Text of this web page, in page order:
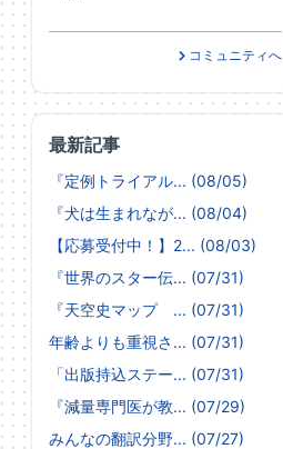
最新記事
『定例トライアル... (08/05)
『犬は生まれなが... (08/04)
【応募受付中！】2... (08/03)
『世界のスター伝... (07/31)
『天空史マップ ... (07/31)
年齢よりも重視さ... (07/31)
「出版持込ステー... (07/31)
『減量専門医が教... (07/29)
みんなの翻訳分野... (07/27)
コミュニティへ